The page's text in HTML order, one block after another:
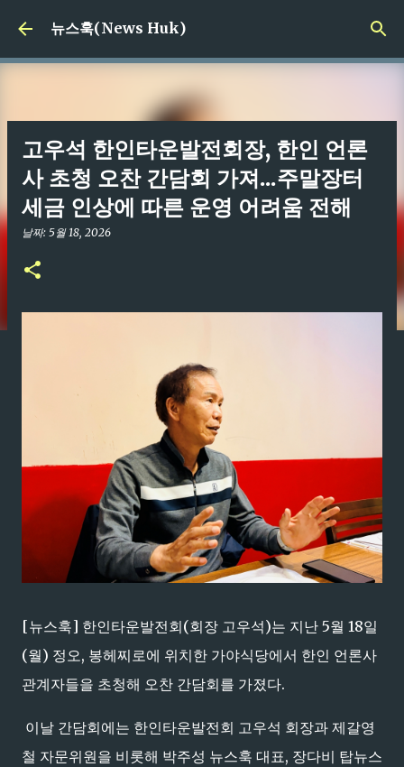
기본 콘텐츠로 건너뛰기
뉴스훅(News Huk)
고우석 한인타운발전회장, 한인 언론
사 초청 오찬 간담회 가져...주말장터
세금 인상에 따른 운영 어려움 전해
날짜: 5월 18, 2026
[뉴스훅] 한인타운발전회(회장 고우석)는 지난 5월 18일
(월) 정오, 봉헤찌로에 위치한 가야식당에서 한인 언론사
관계자들을 초청해 오찬 간담회를 가졌다.
이날 간담회에는 한인타운발전회 고우석 회장과 제갈영
철 자문위원을 비롯해 박주성 뉴스훅 대표, 장다비 탑뉴스